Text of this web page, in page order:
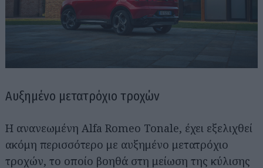
Αυξημένο μετατρόχιο τροχών
Η ανανεωμένη Alfa Romeo Tonale, έχει εξελιχθεί
ακόμη περισσότερο με αυξημένο μετατρόχιο
τροχών, το οποίο βοηθά στη μείωση της κύλισης